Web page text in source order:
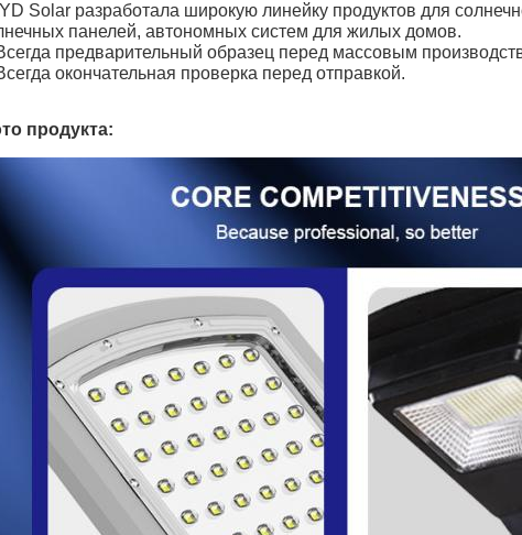
Solar разработала широкую линейку продуктов для
панелей, автономных систем для жилых домов.
предварительный образец перед массовым
окончательная проверка перед отправкой.
продукта: